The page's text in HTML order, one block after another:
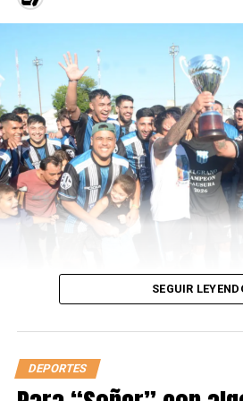
Pumas. Pero no fue la única vez
caras en la Copa del Mundo.
tres de los cinco competidores
Samoa, Argentina e Inglaterra
con Italia. Allí, los albicelestes
nuevamente frustraron el
cambiaron en 1999: Argentina
clasificó a la siguiente ronda
Chile
De las 37 veces que se
la albiceleste superó a los
Japón
SEGUIR
DEPORTES